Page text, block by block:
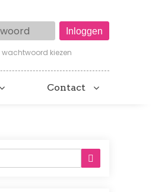
wachtwoord kiezen
Contact